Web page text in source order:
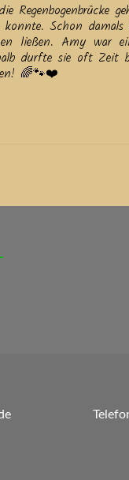
Regenbogenbrücke
Schon damals
ließen. Amy war
durfte sie oft Zeit
🌈🐾❤️